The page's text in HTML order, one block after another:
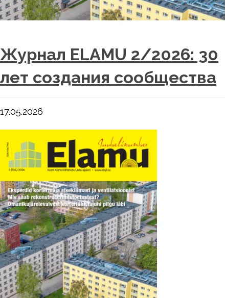
Журнал ELAMU 2/2026: 30
лет создания сообщества
17.05.2026